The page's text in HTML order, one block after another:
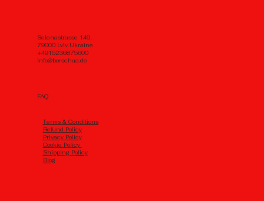
Selenastrasse 149,
79000 Lviv Ukraine
+4915236875600
info@borschua.de
FAQ
Тerms & Conditions
Refund Policy
Privacy Policy
Cookie Policy
Shipping Policy
Blog